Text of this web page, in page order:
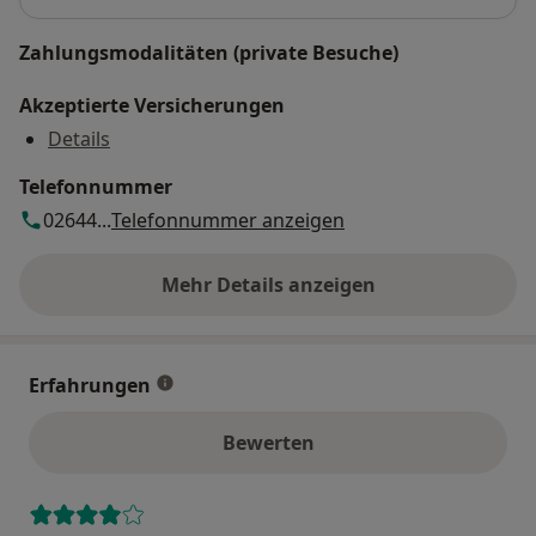
Zahlungsmodalitäten (private Besuche)
Akzeptierte Versicherungen
Details
Telefonnummer
02644...Telefonnummer anzeigen
Mehr Details anzeigen
über die Adresse
Erfahrungen
Bewerten